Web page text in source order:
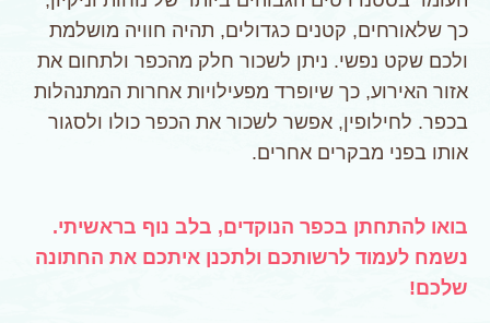
כך שלאורחים, קטנים כגדולים, תהיה חוויה מושלמת
ולכם שקט נפשי. ניתן לשכור חלק מהכפר ולתחום את
אזור האירוע, כך שיופרד מפעילויות אחרות המתנהלות
בכפר. לחילופין, אפשר לשכור את הכפר כולו ולסגור
אותו בפני מבקרים אחרים.
בואו להתחתן בכפר הנוקדים, בלב נוף בראשיתי.
נשמח לעמוד לרשותכם ולתכנן איתכם את החתונה
שלכם!